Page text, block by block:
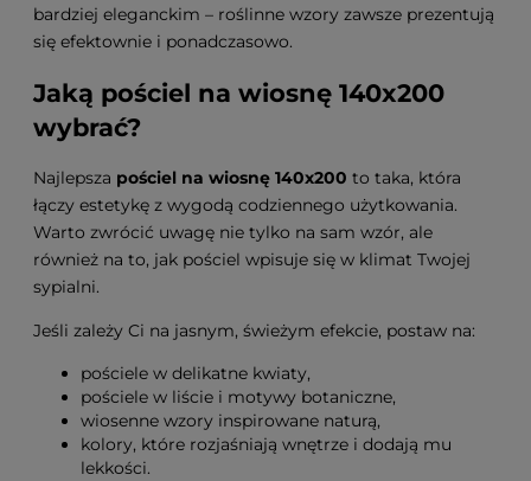
bardziej eleganckim – roślinne wzory zawsze prezentują
się efektownie i ponadczasowo.
Jaką pościel na wiosnę 140x200
wybrać?
Najlepsza pościel na wiosnę 140x200 to taka, która
łączy estetykę z wygodą codziennego użytkowania.
Warto zwrócić uwagę nie tylko na sam wzór, ale
również na to, jak pościel wpisuje się w klimat Twojej
sypialni.
Jeśli zależy Ci na jasnym, świeżym efekcie, postaw na:
pościele w delikatne kwiaty,
pościele w liście i motywy botaniczne,
wiosenne wzory inspirowane naturą,
kolory, które rozjaśniają wnętrze i dodają mu
lekkości.